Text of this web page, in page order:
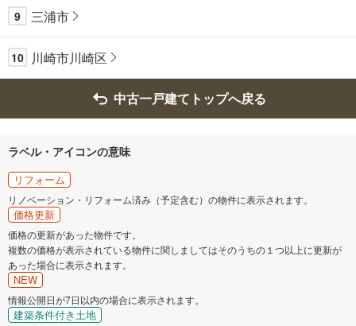
9 三浦市
10 川崎市川崎区
中古一戸建てトップへ戻る
ラベル・アイコンの意味
リフォーム
リノベーション・リフォーム済み（予定含む）の物件に表示されます。
価格更新
価格の更新があった物件です。
複数の価格が表示されている物件に関しましてはそのうちの１つ以上に更新が
あった場合に表示されます。
NEW
情報公開日が7日以内の場合に表示されます。
建築条件付き土地